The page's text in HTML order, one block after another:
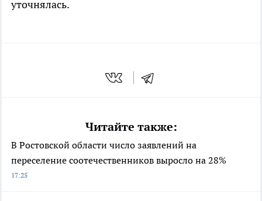
уточнялась.
Читайте также:
В Ростовской области число заявлений на
переселение соотечественников выросло на 28%
17:25